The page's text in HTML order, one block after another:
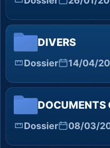
DIVERS
Dossier 14/04/
DOCUMENTS
Dossier 08/03/